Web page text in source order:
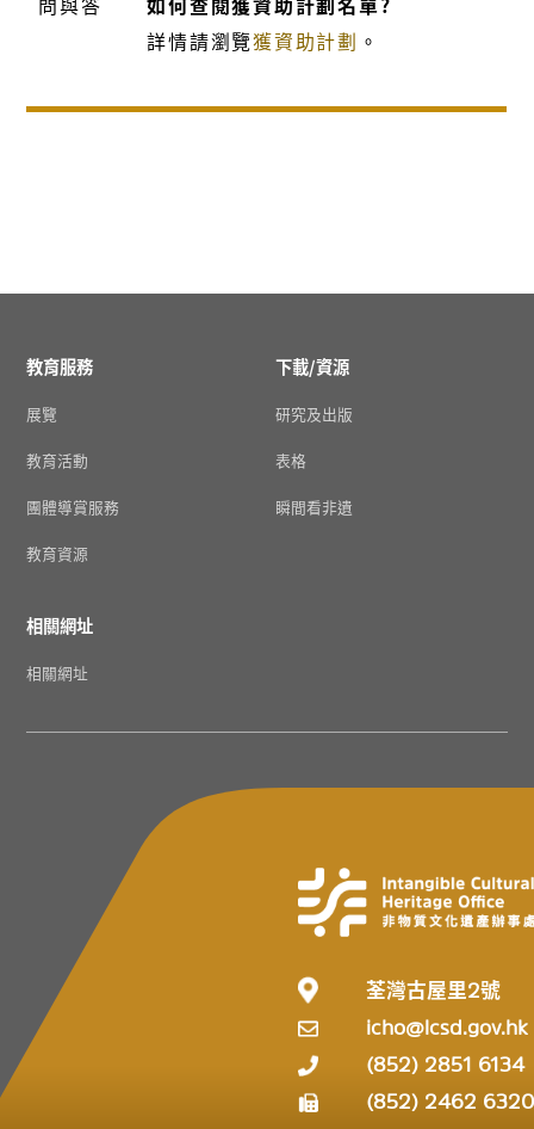
詳情請瀏覽獲資助計劃 。
教育服務
展覽
教育活動
團體導賞服務
教育資源
下載/資源
研究及出版
表格
瞬間看非遺
相關網址
相關網址
荃灣古屋里2號
icho@lcsd.gov.hk
(852) 2851 6134
(852) 2462